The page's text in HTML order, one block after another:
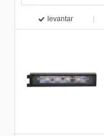
levantar